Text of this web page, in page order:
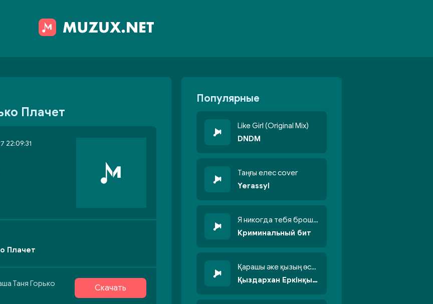
Плачет
22:09:31
Плачет
Таня Горько
Скачать
Популярные
Like Girl (Original Mix)
DNDM
Таңғы елес cover
Yerassyl
Я никогда тебя брошу никогда не кину
Криминальный бит
Қарашы әке қызың өсті бойжеттіп
Қыздархан Еркінқызы